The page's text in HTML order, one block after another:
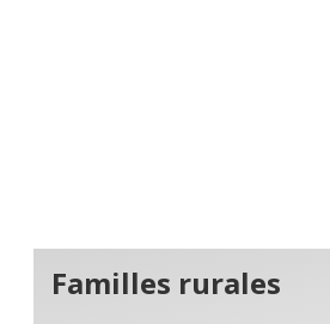
Familles rurales